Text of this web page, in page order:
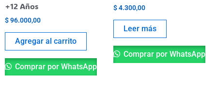
+12 Años
$96.000,00
Agregar al carrito
Comprar por WhatsApp
$4.300,00
Leer más
Comprar por WhatsApp